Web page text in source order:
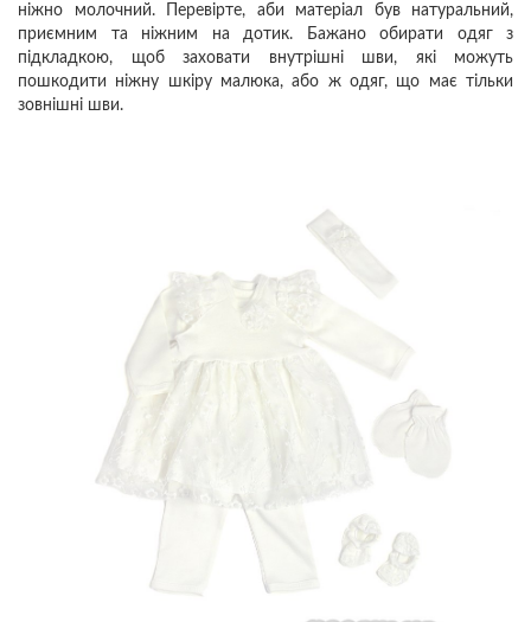
ніжно молочний. Перевірте, аби матеріал був натуральний,
приємним та ніжним на дотик. Бажано обирати одяг з
підкладкою, щоб заховати внутрішні шви, які можуть
пошкодити ніжну шкіру малюка, або ж одяг, що має тільки
зовнішні шви.